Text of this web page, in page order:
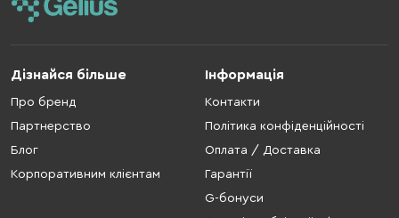
Дізнайся більше
Про бренд
Партнерство
Блог
Корпоративним клієнтам
Інформація
Контакти
Політика конфіденційності
Оплата / Доставка
Гарантії
G-бонуси